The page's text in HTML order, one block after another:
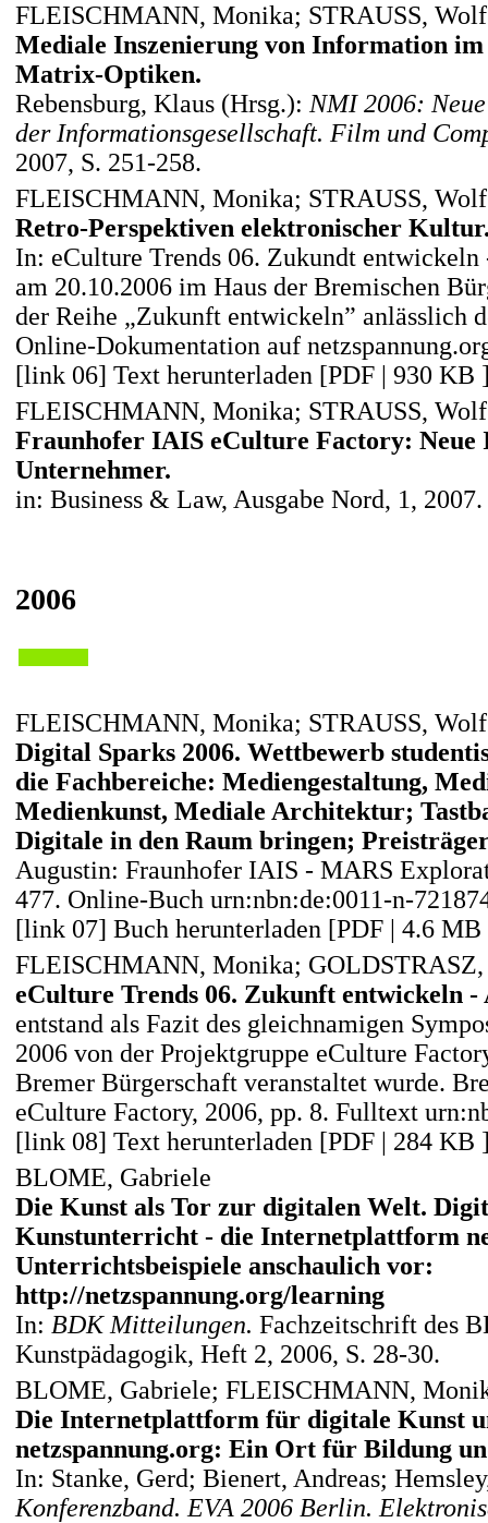
FLEISCHMANN, Monika; STRAUSS,
Mediale Inszenierung von Information
Matrix-Optiken.
Rebensburg, Klaus (Hrsg.): NMI 2006:
der Informationsgesellschaft. Film und
2007, S. 251-258.
FLEISCHMANN, Monika; STRAUSS,
Retro-Perspektiven elektronischer
In: eCulture Trends 06. Zukundt
am 20.10.2006 im Haus der Bremischen
der Reihe „Zukunft entwickeln” anlässlich
Online-Dokumentation auf
[link 06] Text herunterladen [PDF | 930 KB
FLEISCHMANN, Monika; STRAUSS,
Fraunhofer IAIS eCulture Factory: Neue
Unternehmer.
in: Business & Law, Ausgabe Nord, 1, 2007.
2006
FLEISCHMANN, Monika; STRAUSS,
Digital Sparks 2006. Wettbewerb
die Fachbereiche: Mediengestaltung,
Medienkunst, Mediale Architektur;
Digitale in den Raum bringen;
Augustin: Fraunhofer IAIS - MARS
477. Online-Buch urn:nbn:de:0011-n-
[link 07] Buch herunterladen [PDF | 4.6 MB
FLEISCHMANN, Monika; GOLDSTRASZ,
eCulture Trends 06. Zukunft entwickeln
entstand als Fazit des gleichnamigen
2006 von der Projektgruppe eCulture
Bremer Bürgerschaft veranstaltet wurde.
eCulture Factory, 2006, pp. 8. Fulltext
[link 08] Text herunterladen [PDF | 284 KB
BLOME, Gabriele
Die Kunst als Tor zur digitalen Welt.
Kunstunterricht - die Internetplattform
Unterrichtsbeispiele anschaulich vor:
http://netzspannung.org/learning
In: BDK Mitteilungen. Fachzeitschrift des
Kunstpädagogik, Heft 2, 2006, S. 28-30.
BLOME, Gabriele; FLEISCHMANN,
Die Internetplattform für digitale Kunst
netzspannung.org: Ein Ort für Bildung
In: Stanke, Gerd; Bienert, Andreas;
Konferenzband. EVA 2006 Berlin.